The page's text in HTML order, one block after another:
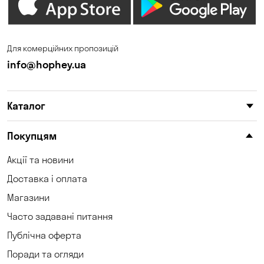
Зазим’є Запоріжжя
Кам'яні Потоки
Котівка
Кошари
Крюківщина
Для комерційних пропозицій
info@hophey.ua
Каталог
Покупцям
Акції та новини
Доставка і оплата
Магазини
Часто задавані питання
Публічна оферта
Поради та огляди